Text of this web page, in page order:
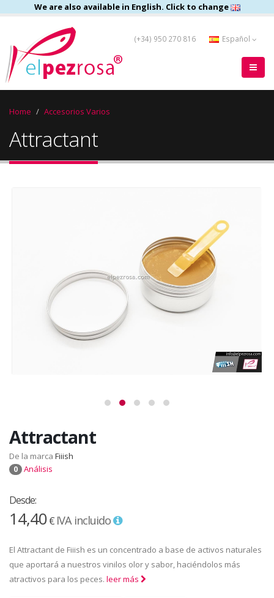
We are also available in English. Click to change
(+34) 950 270 816 Español
Home Accesorios Varios
Attractant
Attractant
De la marca Fiiish
0 Análisis
Desde:
14,40€ IVA incluido
El Attractant de Fiiish es un concentrado a base de activos naturales
que aportará a nuestros vinilos olor y sabor, haciéndolos más
atractivos para los peces. leer más